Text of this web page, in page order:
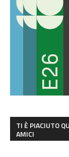
TI È PIACIUTO
AMICI